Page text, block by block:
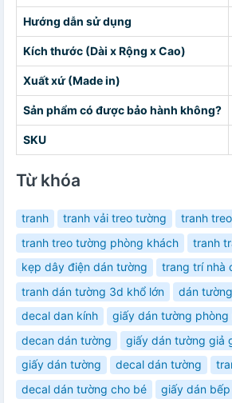
Hướng dẫn sử dụng
Kích thước (Dài x Rộng x Cao)
Xuất xứ (Made in)
Sản phẩm có được bảo hành không?
SKU
Từ khóa
tranh tranh vải treo tường
tranh
tranh treo tường phòng khách
tranh
kẹp dây điện dán tường
trang trí nhà
tranh dán tường 3d khổ lớn
dán
decal dan kính
giấy dán tường phòng
decan dán tường
giấy dán tường giả
giấy dán tường
decal dán tường
decal dán tường cho bé
giấy dán bếp